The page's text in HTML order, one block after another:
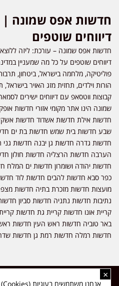
דיווחים שוטפים
חדשות אפס שמונה – עורכת: ליזה
דיווחים שוטפים על כל מה שמעניין
פוליטיקה, מלחמה בישראל, ביטחון,
הורות וילדים, תחזית מזג האויר
קבוצות ווטסאפ עם דיווחים ישירים
שמונה הינו אתר מקומי אזורי חדשות
חדשות אילת חדשות אשדוד חדשות
שבע חדשות בית שמש חדשות בת ים
חדשות גדרה חדשות גן יבנה חדשות
הערבה חדשות הרצליה חדשות חולון
חדשות יהודה ושומרון חדשות ים המלח
כפר סבא חדשות להבים חדשות לוד
מועצות חדשות מזכרת בתיה חדשות
נתיבות חדשות נתניה חדשות סביון
קריית אונו חדשות קריית גת חדשות
באר טוביה חדשות ראש העין חדשות
חדשות רמלה חדשות רמת גן חדשות
כל הזכויות שמורות ל-ליזה×